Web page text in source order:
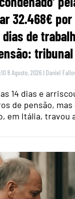
32.468€
dias de
tribunal
8 Agosto, 2026 | Daniel
14 dias e
de pensão, mas
em Itália, travou